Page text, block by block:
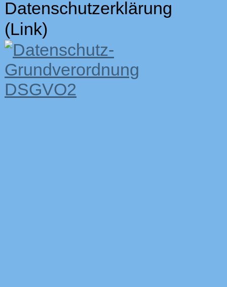
Datenschutzerklärung
(Link)